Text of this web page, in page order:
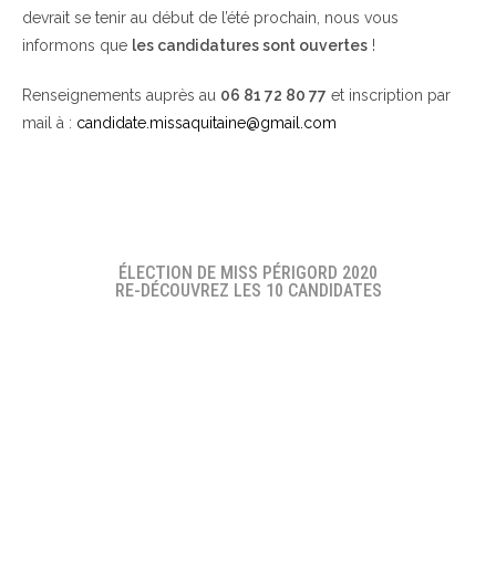
devrait se tenir au début de l’été prochain, nous vous
informons que les candidatures sont ouvertes !
Renseignements auprès au 06 81 72 80 77 et inscription par
mail à : candidate.missaquitaine@gmail.com
ÉLECTION DE MISS PÉRIGORD 2020
RE-DÉCOUVREZ LES 10 CANDIDATES